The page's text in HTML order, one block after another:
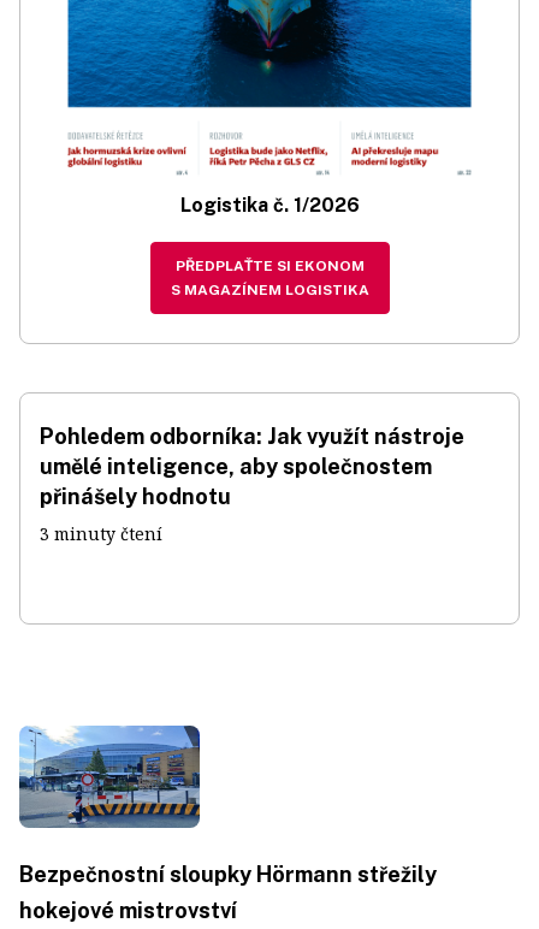
Logistika č. 1/2026
PŘEDPLAŤTE SI EKONOM
S MAGAZÍNEM LOGISTIKA
Pohledem odborníka: Jak využít nástroje
umělé inteligence, aby společnostem
přinášely hodnotu
3 minuty čtení
Bezpečnostní sloupky Hörmann střežily
hokejové mistrovství